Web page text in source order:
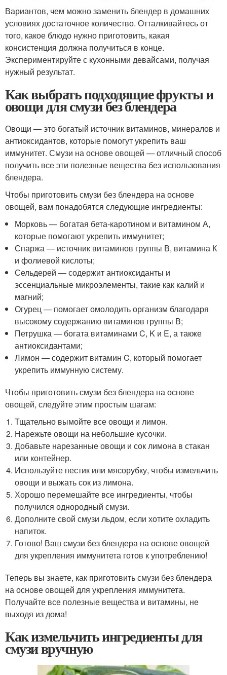
Вариантов, чем можно заменить блендер в домашних
условиях достаточное количество. Отталкивайтесь от
того, какое блюдо нужно приготовить, какая
консистенция должна получиться в конце.
Экспериментируйте с кухонными девайсами, получая
нужный результат.
Как выбрать подходящие фрукты и
овощи для смузи без блендера
Овощи — это богатый источник витаминов, минералов и
антиоксидантов, которые помогут укрепить ваш
иммунитет. Смузи на основе овощей — отличный способ
получить все эти полезные вещества без использования
блендера.
Чтобы приготовить смузи без блендера на основе
овощей, вам понадобятся следующие ингредиенты:
Морковь — богатая бета-каротином и витамином А,
которые помогают укрепить иммунитет;
Спаржа — источник витаминов группы В, витамина К
и фолиевой кислоты;
Сельдерей — содержит антиоксиданты и
эссенциальные микроэлементы, такие как калий и
магний;
Огурец — помогает омолодить организм благодаря
высокому содержанию витаминов группы В;
Петрушка — богата витаминами C, K и E, а также
антиоксидантами;
Лимон — содержит витамин C, который помогает
укрепить иммунную систему.
Чтобы приготовить смузи без блендера на основе
овощей, следуйте этим простым шагам:
Тщательно вымойте все овощи и лимон.
Нарежьте овощи на небольшие кусочки.
Добавьте нарезанные овощи и сок лимона в стакан
или контейнер.
Используйте пестик или мясорубку, чтобы измельчить
овощи и выжать сок из лимона.
Хорошо перемешайте все ингредиенты, чтобы
получился однородный смузи.
Дополните свой смузи льдом, если хотите охладить
напиток.
Готово! Ваш смузи без блендера на основе овощей
для укрепления иммунитета готов к употреблению!
Теперь вы знаете, как приготовить смузи без блендера
на основе овощей для укрепления иммунитета.
Получайте все полезные вещества и витамины, не
выходя из дома!
Как измельчить ингредиенты для
смузи вручную